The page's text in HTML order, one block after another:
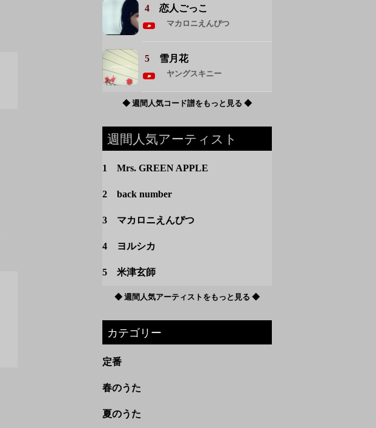
4 恋人ごっこ
マカロニえんぴつ
5 雪月花
ヤングスキニー
◆ 週間人気コード譜をもっと見る ◆
週間人気アーティスト
1 Mrs. GREEN APPLE
2 back number
3 マカロニえんぴつ
4 ヨルシカ
5 米津玄師
◆ 週間人気アーティストをもっと見る ◆
カテゴリー
定番
春のうた
夏のうた